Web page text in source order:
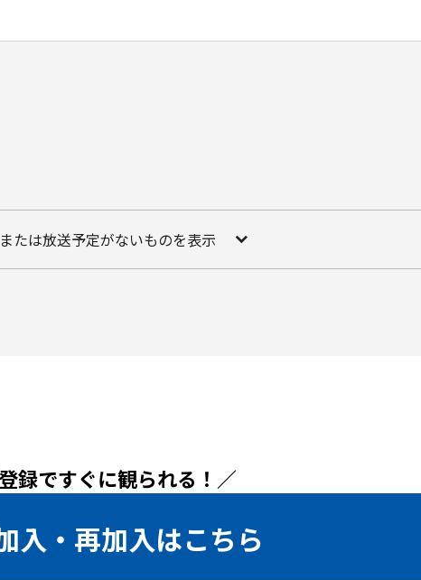
たは放送予定がないものを表示
録ですぐに観られる！／
入・再加入はこちら